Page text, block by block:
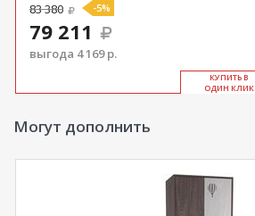
83 380 -5%
79 211
выгода 4 169 р.
КУ­ПИТЬ В
ОДИН КЛИК
Могут дополнить